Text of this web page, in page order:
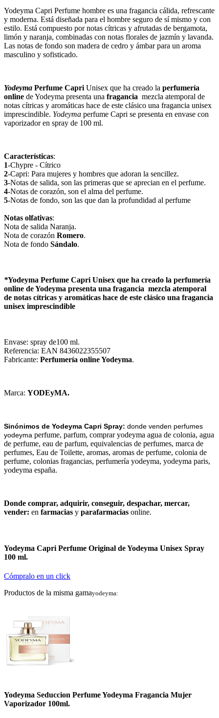
Yodeyma Capri Perfume hombre es una fragancia cálida, refrescante
y moderna. Está diseñada para el hombre seguro de símismo y con
estilo. Está compuesto pornotas cítricas y afrutadas de bergamota,
limón y naranja, combinadas con notas florales de jazmín y lavanda.
Las notas de fondo son madera de cedro y ámbarpara un aroma
masculino y sofisticado.
Yodeyma Perfume Capri Unisex que ha creado la perfumería
online de Yodeyma presenta una fragancia mezcla atemporal de
notas cítricas y aromáticas hace de este clásico una fragancia unisex
imprescindible. Yodeyma perfume Capri se presenta en envase con
vaporizador en spray de 100 ml.
Características:
1-Chypre - Cítrico
2-Capri: Para mujeres y hombres que adoran la sencillez.
3-Notas de salida, son las primeras que se aprecian en el perfume.
4-Notas de corazón, son el alma del perfume.
5-Notas de fondo, son las que dan la profundidad al perfume
Notas olfativas:
Nota de salida Naranja.
Nota de corazón Romero.
Nota de fondo Sándalo.
*Yodeyma Perfume Capri Unisex que ha creado la perfumería
online deYodeyma presenta una fragancia mezcla atemporal
de notas cítricas y aromáticas hace de este clásico una fragancia
unisex imprescindible
Envase: spray de100 ml.
Referencia: EAN 8436022355507
Fabricante: Perfumería online Yodeyma.
Marca: YODEyMA.
Sinónimos de Yodeyma Capri Spray: donde venden perfumes
yodeyma perfume, parfum, comprar yodeyma agua de colonia, agua
de perfume, eau de parfum, equivalencias de perfumes, marca de
perfumes, Eau de Toilette, aromas, aromas de perfume, colonia de
perfume, colonias fragancias, perfumería yodeyma, yodeyma paris,
yodeyma españa.
Donde comprar, adquirir, conseguir, despachar, mercar,
vender: en farmacias y parafarmacias online.
Yodeyma Capri Perfume Original de Yodeyma Unisex Spray
100 ml.
Cómpralo en un click
Productos de la misma gamayodeyma:
Yodeyma Seduccion Perfume Yodeyma Fragancia Mujer
Vaporizador 100ml.